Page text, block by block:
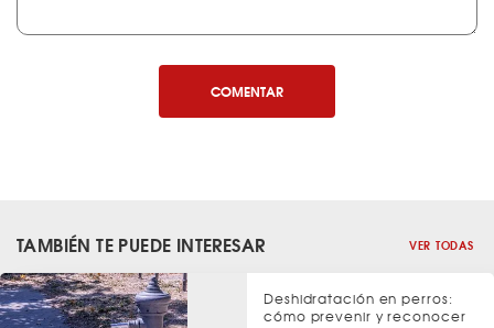
COMENTAR
TAMBIÉN TE PUEDE INTERESAR VER TODAS
Deshidratación en perros:
cómo prevenir y reconocer